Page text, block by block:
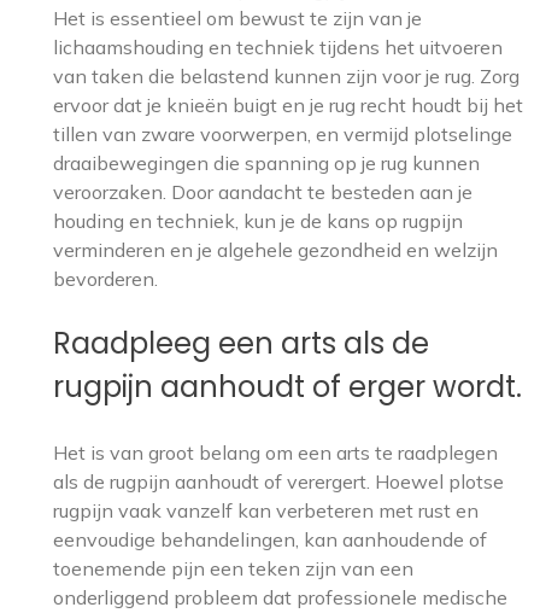
Het is essentieel om bewust te zijn van je
lichaamshouding en techniek tijdens het uitvoeren
van taken die belastend kunnen zijn voor je rug. Zorg
ervoor dat je knieën buigt en je rug recht houdt bij het
tillen van zware voorwerpen, en vermijd plotselinge
draaibewegingen die spanning op je rug kunnen
veroorzaken. Door aandacht te besteden aan je
houding en techniek, kun je de kans op rugpijn
verminderen en je algehele gezondheid en welzijn
bevorderen.
Raadpleeg een arts als de
rugpijn aanhoudt of erger wordt.
Het is van groot belang om een arts te raadplegen
als de rugpijn aanhoudt of verergert. Hoewel plotse
rugpijn vaak vanzelf kan verbeteren met rust en
eenvoudige behandelingen, kan aanhoudende of
toenemende pijn een teken zijn van een
onderliggend probleem dat professionele medische